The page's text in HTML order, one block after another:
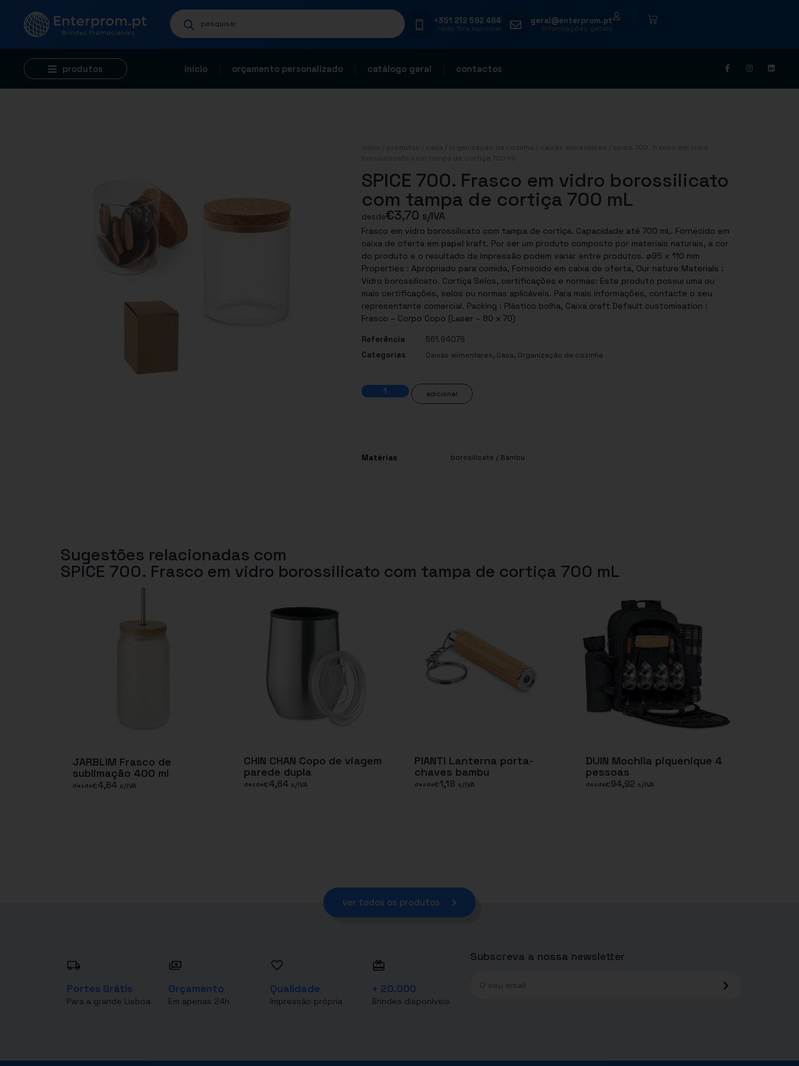
+351 212 592 464
rede fixa nacional
geral@enterprom.pt
informações gerais
produtos início orçamento personalizado catálogo geral contactos
início produtos casa organização da cozinha caixas alimentares
/ spice 700. frasco em vidro
borossilicato com tampa de cortiça 700 ml
SPICE 700. Frasco em vidro borossilicato
com tampa de cortiça 700 mL
desde€3,70 s/IVA
Frasco em vidro borossilicato com tampa de cortiça. Capacidade até 700 mL. Fornecido em
caixa de oferta em papel kraft. Por ser um produto composto por materiais naturais, a cor
do produto e o resultado da impressão podem variar entre produtos. ø95 x 110 mm
Properties : Apropriado para comida, Fornecido em caixa de oferta, Our nature Materials :
Vidro borossilicato. Cortiça Selos, certificações e normas: Este produto possui uma ou
mais certificações, selos ou normas aplicáveis. Para mais informações, contacte o seu
representante comercial. Packing : Plástico bolha, Caixa craft Default customisation :
Frasco – Corpo Copo (Laser – 80 x 70)
Referência
561.94079
Categorias
Caixas alimentares, Casa, Organização da cozinha
adicionar
Matérias borosilicate / Bambu
Sugestões relacionadas com
SPICE 700. Frasco em vidro borossilicato com tampa de cortiça 700 mL
JARBLIM Frasco de
sublimação 400 ml
desde€4,64 s/IVA
CHIN CHAN Copo de viagem
parede dupla
desde€4,64 s/IVA
PIANTI Lanterna porta-
chaves bambu
desde€1,18 s/IVA
DUIN Mochila piquenique 4
pessoas
desde€94,92 s/IVA
ver todos os produtos
Portes Grátis
Para a grande Lisboa
Orçamento
Em apenas 24h
Qualidade
Impressão própria
+ 20.000
Brindes disponíveis
Subscreva a nossa newsletter